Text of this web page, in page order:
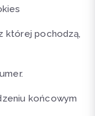
której pochodzą,
końcowym